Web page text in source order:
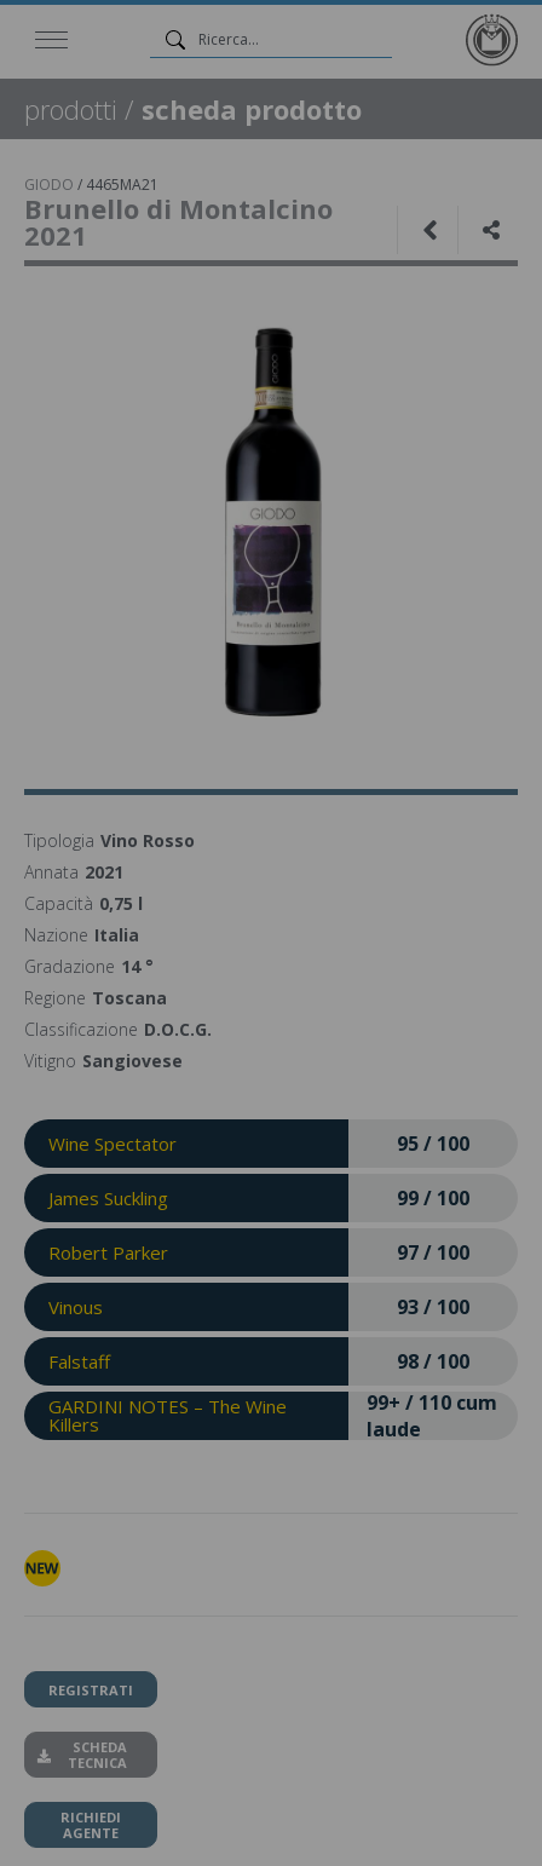
prodotti / scheda prodotto
GIODO / 4465MA21
Brunello di Montalcino
2021
Tipologia Vino Rosso
Annata 2021
Capacità 0,75 l
Nazione Italia
Gradazione 14 °
Regione Toscana
Classificazione D.O.C.G.
Vitigno Sangiovese
Wine Spectator 95 / 100
James Suckling 99 / 100
Robert Parker 97 / 100
Vinous 93 / 100
Falstaff 98 / 100
GARDINI NOTES – The Wine
Killers
99+ / 110 cum
laude
REGISTRATI
SCHEDA
TECNICA
RICHIEDI
AGENTE